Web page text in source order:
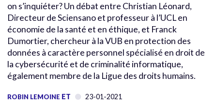
on s’inquiéter? Un débat entre Christian Léonard,
Directeur de Sciensano et professeur à l’UCL en
économie de la santé et en éthique, et Franck
Dumortier, chercheur à la VUB en protection des
données à caractère personnel spécialisé en droit de
la cybersécurité et de criminalité informatique,
également membre de la Ligue des droits humains.
ROBIN LEMOINE ET 23-01-2021